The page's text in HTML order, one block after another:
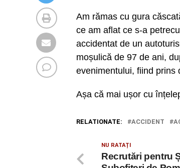
Am rămas cu gura
ce am aflat ce s-a
accidentat de un
moșulică de 97 de ani,
evenimentului, fiind prins
Așa că mai ușor cu
RELATIONATE: ACCIDENT
NU RATAȚI
Recrutări pentru